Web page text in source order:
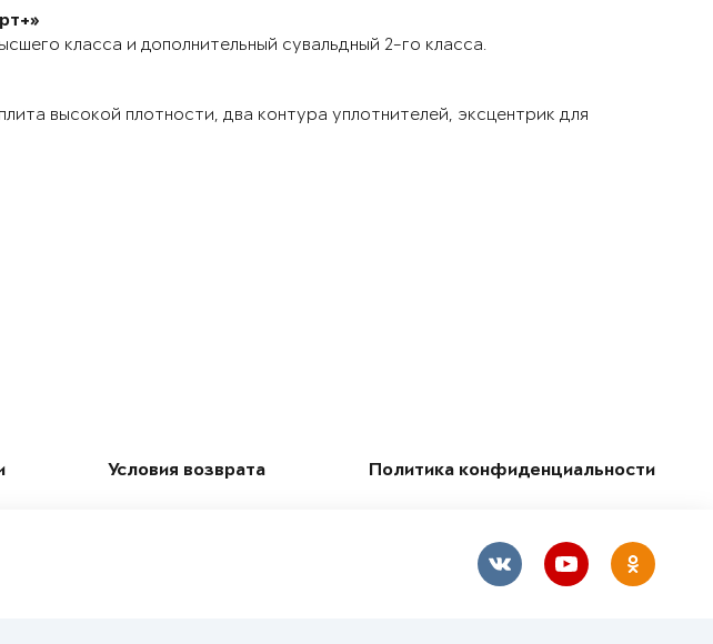
класса и дополнительный сувальдный 2-го класса.
высокой плотности, два контура уплотнителей, эксцентрик для
Условия возврата Политика конфиденциальности